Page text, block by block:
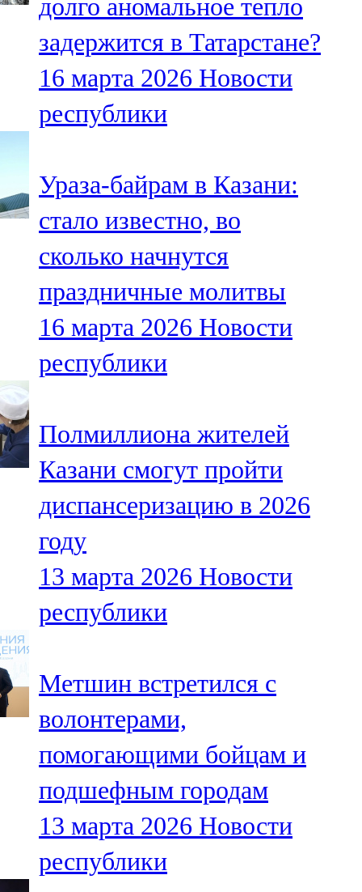
долго аномальное тепло
задержится в Татарстане?
16 марта 2026 Новости
республики
Ураза-байрам в Казани:
стало известно, во
сколько начнутся
праздничные молитвы
16 марта 2026 Новости
республики
Полмиллиона жителей
Казани смогут пройти
диспансеризацию в 2026
году
13 марта 2026 Новости
республики
Метшин встретился с
волонтерами,
помогающими бойцам и
подшефным городам
13 марта 2026 Новости
республики